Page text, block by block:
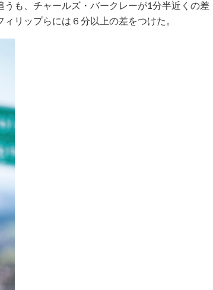
も、チャールズ・バークレーが1分半近くの差
リップらには６分以上の差をつけた。